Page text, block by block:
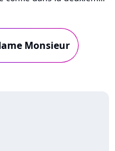
: les bookmakers, leur
l'association qu'ils vont
Monsieur